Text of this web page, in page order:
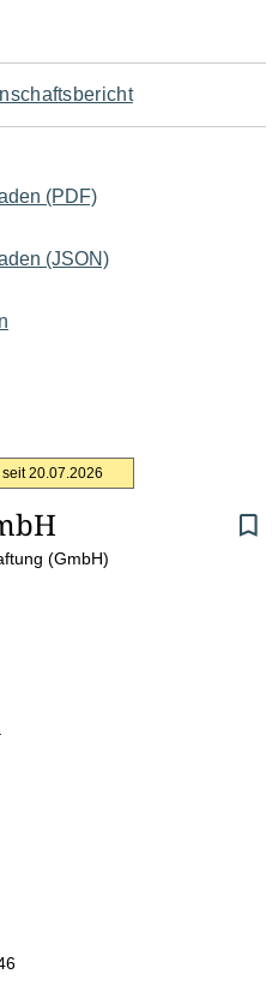
(PDF)
(JSON)
seit 20.07.2026
(GmbH)
l